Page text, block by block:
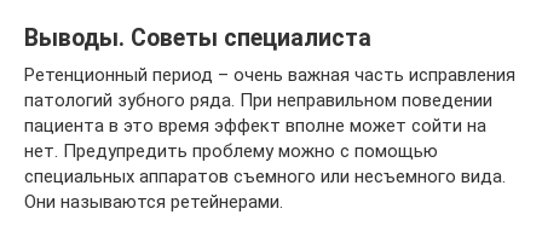
Выводы. Советы специалиста
Ретенционный период – очень важная часть исправления
патологий зубного ряда. При неправильном поведении
пациента в это время эффект вполне может сойти на
нет. Предупредить проблему можно с помощью
специальных аппаратов съемного или несъемного вида.
Они называются ретейнерами.